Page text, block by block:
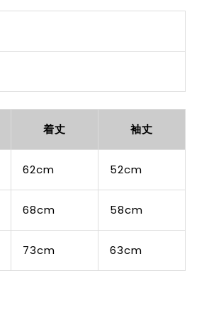
着丈 袖丈
62cm 52cm
68cm 58cm
73cm 63cm